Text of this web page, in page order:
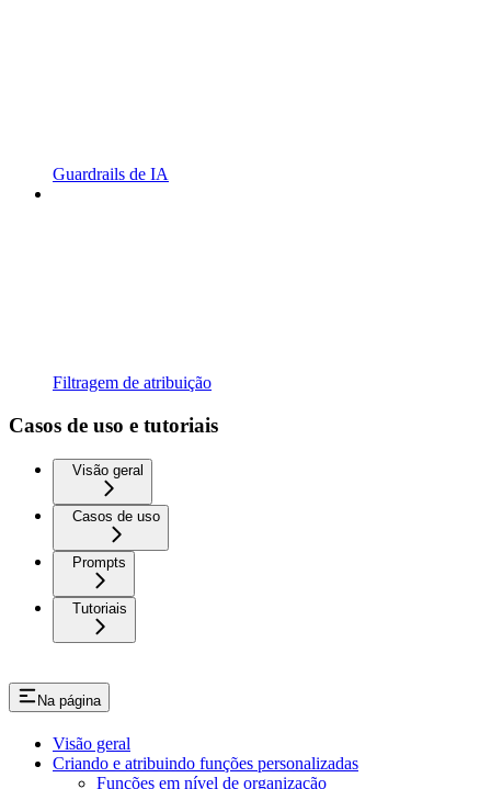
Guardrails de IA
Filtragem de atribuição
Casos de uso e tutoriais
Visão geral
Casos de uso
Prompts
Tutoriais
Na página
Visão geral
Criando e atribuindo funções personalizadas
Funções em nível de organização